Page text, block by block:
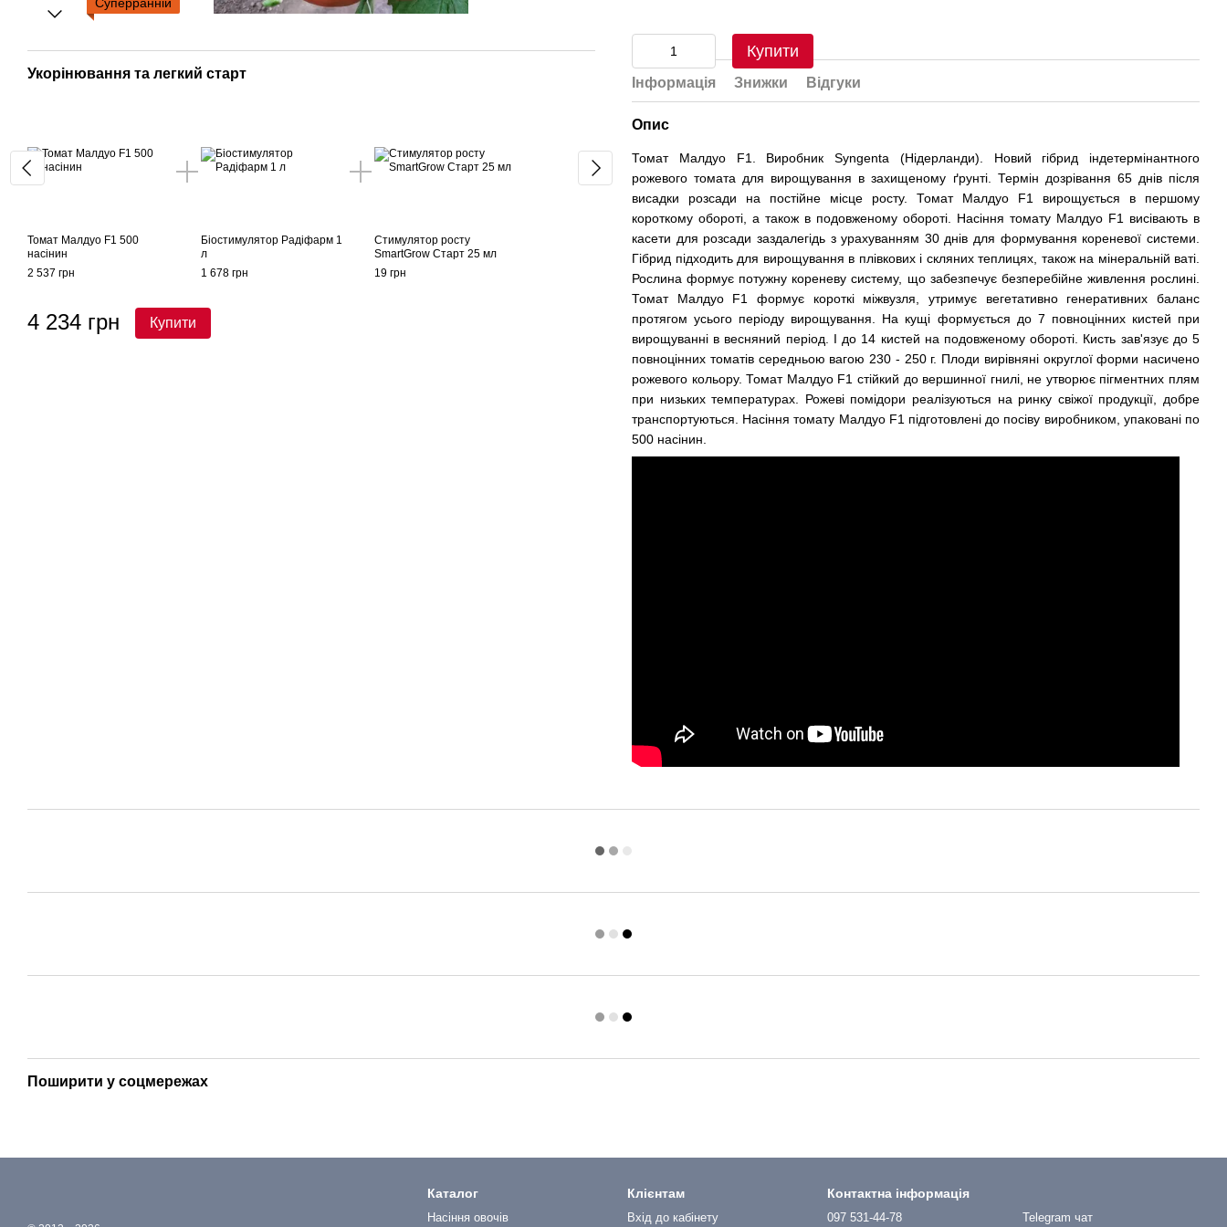
Укорінювання та легкий старт
Томат Малдуо F1 500
насінин
2 537 грн
Біостимулятор Радіфарм 1
л
1 678 грн
Стимулятор росту
SmartGrow Старт 25 мл
19 грн
4 234 грн Купити
Цвітіння та зав'язь
Томат Малдуо F1 500
насінин
2 537 грн
Біостимулятор росту
Біостимулятор росту
19 грн
3 318 грн Купити
Томат
насінин
2 537 грн
2 770
Купити
Інформація Знижки Відгуки
Опис
Томат Малдуо F1. Виробник Syngenta (Нідерланди). Новий гібрид індетермінантного
рожевого томата для вирощування в захищеному ґрунті. Термін дозрівання 65 днів після
висадки розсади на постійне місце росту. Томат Малдуо F1 вирощується в першому
короткому обороті, а також в подовженому обороті. Насіння томату Малдуо F1 висівають в
касети для розсади заздалегідь з урахуванням 30 днів для формування кореневої системи.
Гібрид підходить для вирощування в плівкових і скляних теплицях, також на мінеральній ваті.
Рослина формує потужну кореневу систему, що забезпечує безперебійне живлення рослині.
Томат Малдуо F1 формує короткі міжвузля, утримує вегетативно генеративних баланс
протягом усього періоду вирощування. На кущі формується до 7 повноцінних кистей при
вирощуванні в весняний період. І до 14 кистей на подовженому обороті. Кисть зав'язує до 5
повноцінних томатів середньою вагою 230 - 250 г. Плоди вирівняні округлої форми насичено
рожевого кольору. Томат Малдуо F1 стійкий до вершинної гнилі, не утворює пігментних плям
при низьких температурах. Рожеві помідори реалізуються на ринку свіжої продукції, добре
транспортуються. Насіння томату Малдуо F1 підготовлені до посіву виробником, упаковані по
500 насінин.
Поширити у соцмережах
Каталог
Насіння овочів
Клієнтам
Вхід до кабінету
Контактна інформація
097 531-44-78 Telegram чат